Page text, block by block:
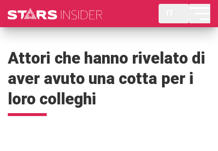
Attori che hanno rivelato di
aver avuto una cotta per i
loro colleghi